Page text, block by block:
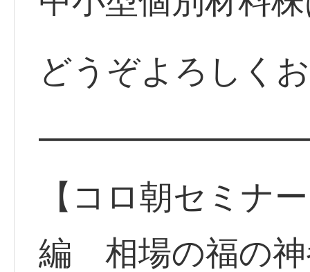
どうぞよろしく
【コロ朝セミナ
編 相場の福の神